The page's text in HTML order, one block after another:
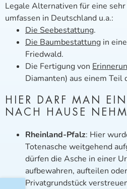
Legale Alternativen für eine
umfassen in Deutschland u.a.:
Die Seebestattung.
Die Baumbestattung in
Friedwald.
Die Fertigung von
Diamanten) aus einem Teil
HIER DARF MAN
NACH HAUSE
Rheinland-Pfalz: Hier
Totenasche weitgehend
dürfen die Asche in einer
aufbewahren, aufteilen
Privatgrundstück